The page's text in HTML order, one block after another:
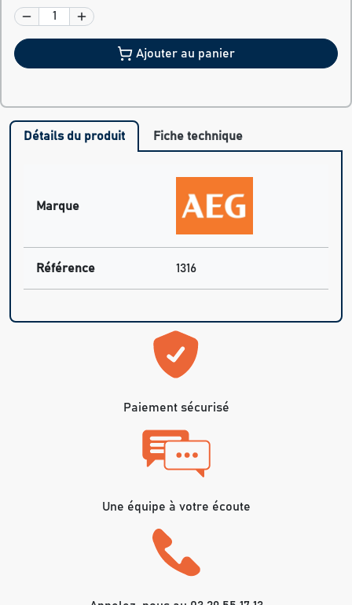
Ajouter au panier
Détails du produit Fiche technique
Marque
Référence 1316
Paiement sécurisé
Une équipe à votre écoute